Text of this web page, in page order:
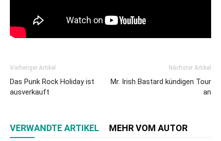
Vorheriger Artikel
Das Punk Rock Holiday ist
ausverkauft
Nächster Artikel
Mr. Irish Bastard kündigen Tour
an
VERWANDTE ARTIKEL MEHR VOM AUTOR